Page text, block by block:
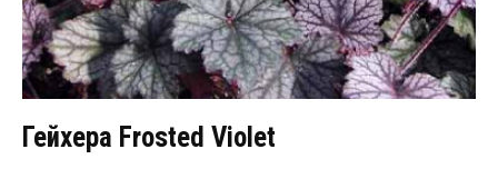
Гейхера Frosted Violet